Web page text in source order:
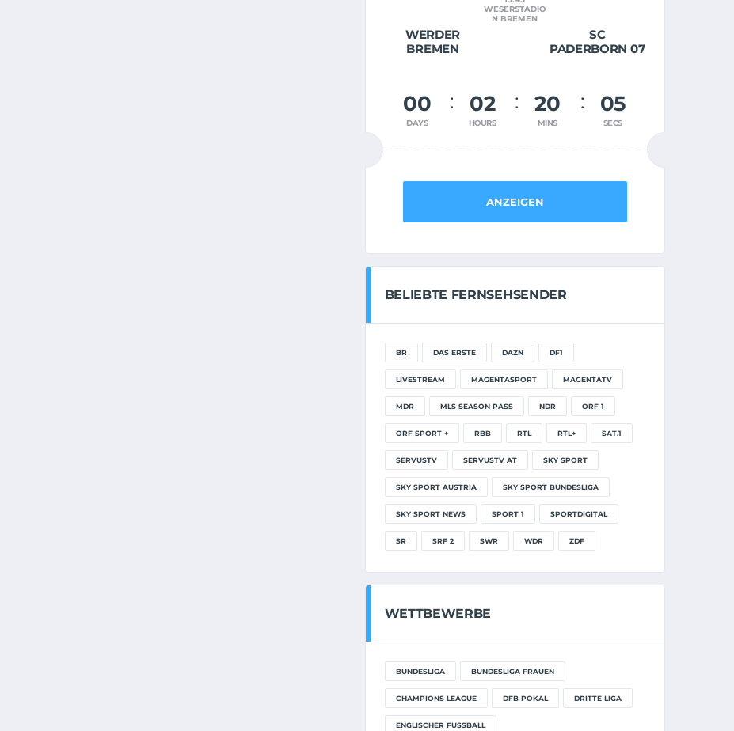
WERDER
BREMEN
WESERSTADIO
N BREMEN
SC
PADERBORN 07
00
DAYS
02
HOURS
20
MINS
04
SECS
ANZEIGEN
BELIEBTE FERNSEHSENDER
BR DAS ERSTE DAZN DF1
LIVESTREAM MAGENTASPORT MAGENTATV
MDR MLS SEASON PASS NDR ORF 1
ORF SPORT + RBB RTL RTL+ SAT.1
SERVUSTV SERVUSTV AT SKY SPORT
SKY SPORT AUSTRIA SKY SPORT BUNDESLIGA
SKY SPORT NEWS SPORT 1 SPORTDIGITAL
SR SRF 2 SWR WDR ZDF
WETTBEWERBE
BUNDESLIGA BUNDESLIGA FRAUEN
CHAMPIONS LEAGUE DFB-POKAL DRITTE LIGA
ENGLISCHER FUSSBALL